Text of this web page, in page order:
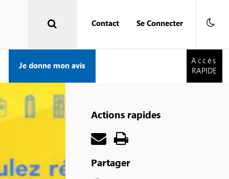
Contact Se Connecter
Accès
Je donne mon avis
Accès
RAPIDE
Actions rapides
Partager